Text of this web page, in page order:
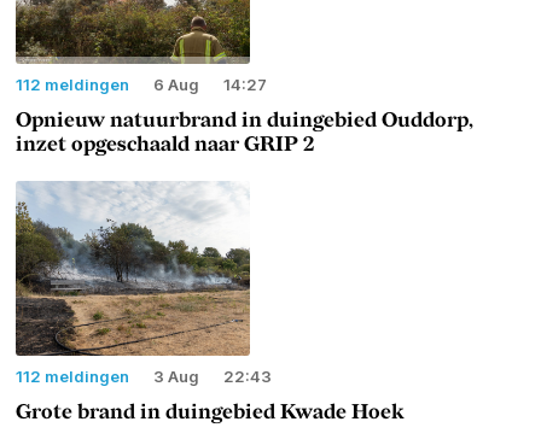
112 meldingen 6 Aug 14:27
Opnieuw natuurbrand in duingebied Ouddorp,
inzet opgeschaald naar GRIP 2
112 meldingen 3 Aug 22:43
Grote brand in duingebied Kwade Hoek